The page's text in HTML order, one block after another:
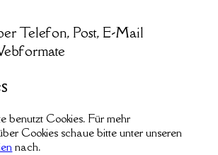
Telefon, Post, E-Mail
benutzt Cookies. Für mehr
Cookies schaue bitte unter unseren
nach.